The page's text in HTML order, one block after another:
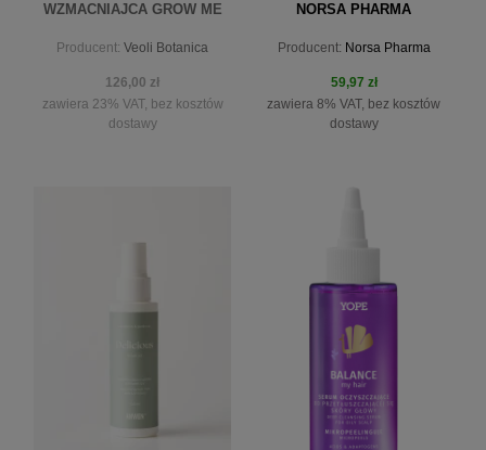
WZMACNIAJCA GROW ME
Producent: Veoli Botanica
126,00 zł
zawiera 23% VAT, bez kosztów
dostawy
NORSA PHARMA
Producent: Norsa Pharma
59,97 zł
zawiera 8% VAT, bez kosztów
dostawy